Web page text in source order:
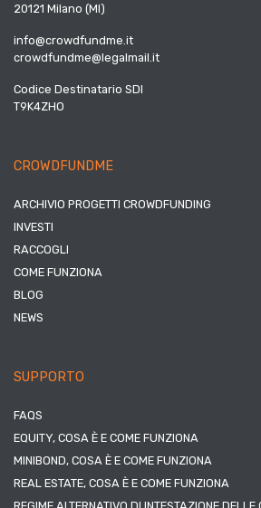
20121 Milano (MI)
info@crowdfundme.it
crowdfundme@legalmail.it
Codice Destinatario SDI
T9K4ZHO
CROWDFUNDME
ARCHIVIO PROGETTI CROWDFUNDING
INVESTI
RACCOGLI
COME FUNZIONA
BLOG
NEWS
SUPPORTO
FAQS
EQUITY, COSA È E COME FUNZIONA
MINIBOND, COSA È E COME FUNZIONA
REAL ESTATE, COSA È E COME FUNZIONA